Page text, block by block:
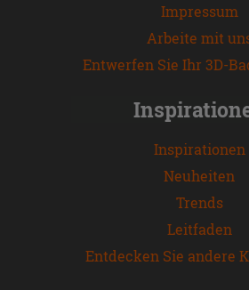
Impressum
Arbeite mit
Entwerfen Sie Ihr 3D-
Inspirationen
Neuheiten
Trends
Leitfaden
Entdecken Sie andere